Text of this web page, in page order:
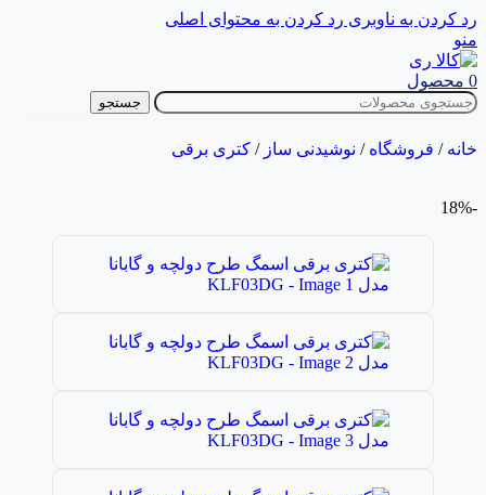
رد کردن به ناوبری رد کردن به محتوای اصلی
منو
0 محصول
جستجو
خانه/ فروشگاه/ نوشیدنی ساز/ کتری برقی
-18%